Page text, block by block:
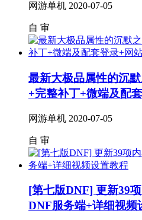
网游单机 2020-07-05
自 审
最新大极品属性的沉
+完整补丁+微端及配
网游单机 2020-07-05
自 审
[第七版DNF] 更新39
DNF服务端+详细视频